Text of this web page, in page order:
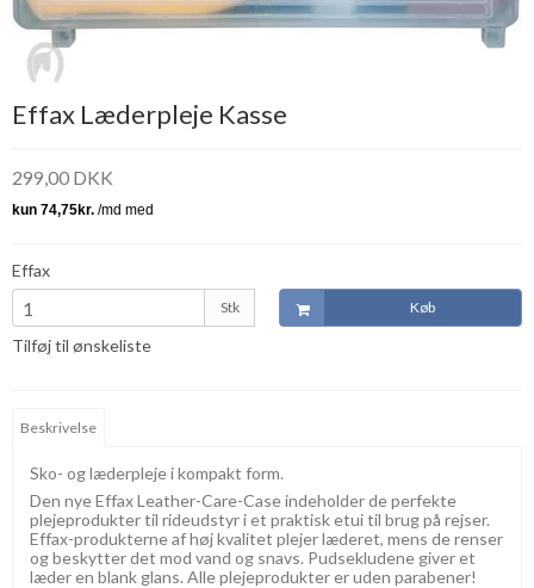
Effax Læderpleje Kasse
299,00 DKK
Effax
Stk Køb
Tilføj til ønskeliste
Beskrivelse
Sko- og læderpleje i kompakt form.
Den nye Effax Leather-Care-Case indeholder de perfekte
plejeprodukter til rideudstyr i et praktisk etui til brug på rejser.
Effax-produkterne af høj kvalitet plejer læderet, mens de renser
og beskytter det mod vand og snavs. Pudsekludene giver et
læder en blank glans. Alle plejeprodukter er uden parabener!